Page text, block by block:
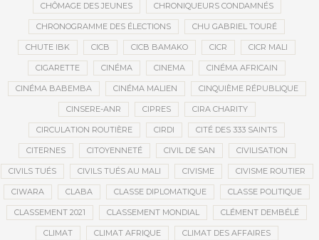
CHÔMAGE DES JEUNES CHRONIQUEURS CONDAMNÉS
CHRONOGRAMME DES ÉLECTIONS CHU GABRIEL TOURÉ
CHUTE IBK CICB CICB BAMAKO CICR CICR MALI
CIGARETTE CINÉMA CINEMA CINÉMA AFRICAIN
CINÉMA BABEMBA CINÉMA MALIEN CINQUIÈME RÉPUBLIQUE
CINSERE-ANR CIPRES CIRA CHARITY
CIRCULATION ROUTIÈRE CIRDI CITÉ DES 333 SAINTS
CITERNES CITOYENNETÉ CIVIL DE SAN CIVILISATION
CIVILS TUÉS CIVILS TUÉS AU MALI CIVISME CIVISME ROUTIER
CIWARA CLABA CLASSE DIPLOMATIQUE CLASSE POLITIQUE
CLASSEMENT 2021 CLASSEMENT MONDIAL CLÉMENT DEMBÉLÉ
CLIMAT CLIMAT AFRIQUE CLIMAT DES AFFAIRES